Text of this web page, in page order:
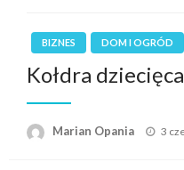
BIZNES DOM I OGRÓD
Kołdra
Marian Opania 3